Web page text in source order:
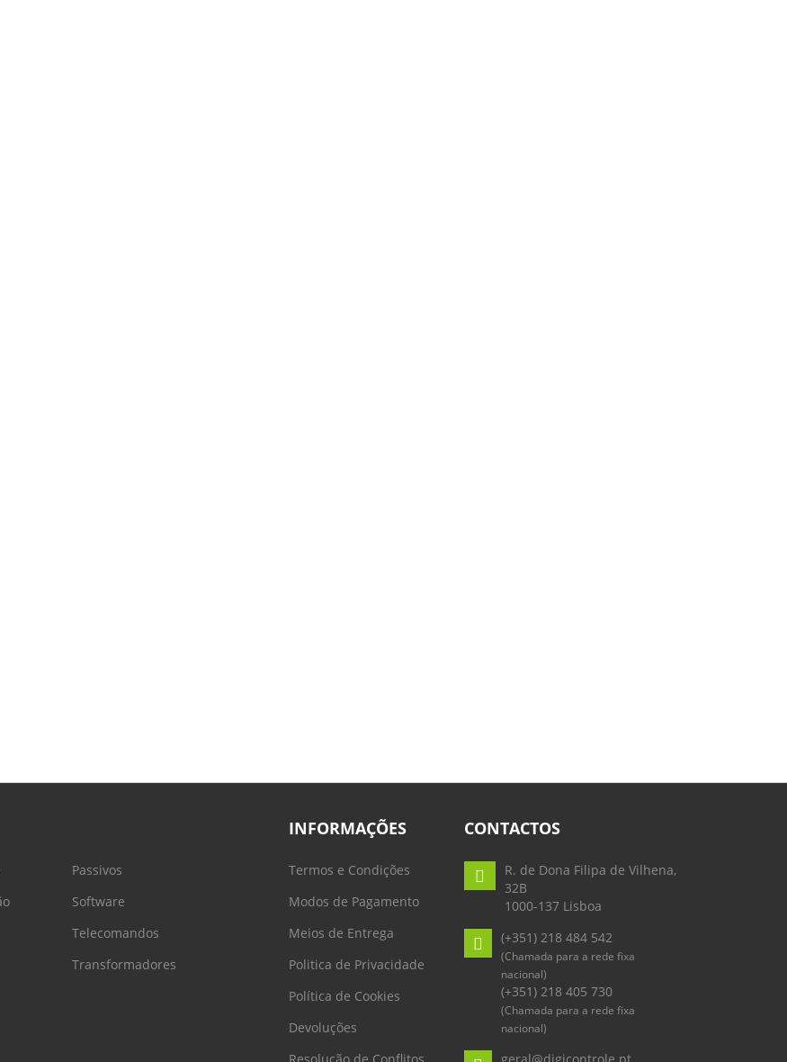
Passivos
Software
Telecomandos
Transformadores
INFORMAÇÕES
Termos e Condições
Modos de Pagamento
Meios de Entrega
Politica de Privacidade
Política de Cookies
Devoluções
CONTACTOS
R. de Dona Filipa de Vilhena,
32B
1000-137 Lisboa
(+351) 218 484 542
(Chamada para a rede fixa
nacional)
(+351) 218 405 730
(Chamada para a rede fixa
nacional)